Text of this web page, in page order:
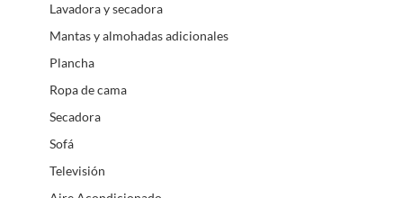
Lavadora y secadora
Mantas y almohadas adicionales
Plancha
Ropa de cama
Secadora
Sofá
Televisión